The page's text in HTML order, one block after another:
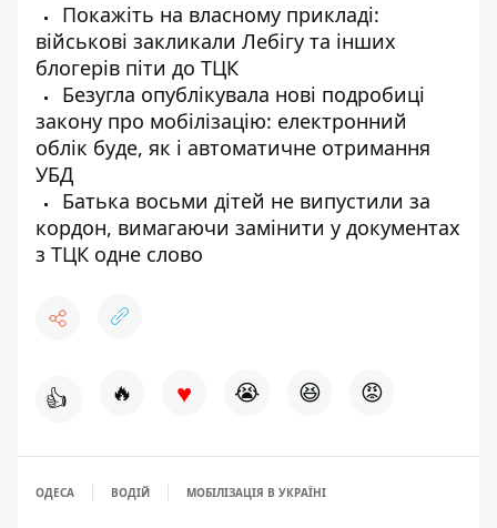
Покажіть на власному прикладі:
військові закликали Лебігу та інших
блогерів піти до ТЦК
Безугла опублікувала нові подробиці
закону про мобілізацію: електронний
облік буде, як і автоматичне отримання
УБД
Батька восьми дітей не випустили за
кордон, вимагаючи замінити у документах
з ТЦК одне слово
👍 🔥 ♥ 😭 😆 😡
ОДЕСА ВОДІЙ МОБІЛІЗАЦІЯ В УКРАЇНІ